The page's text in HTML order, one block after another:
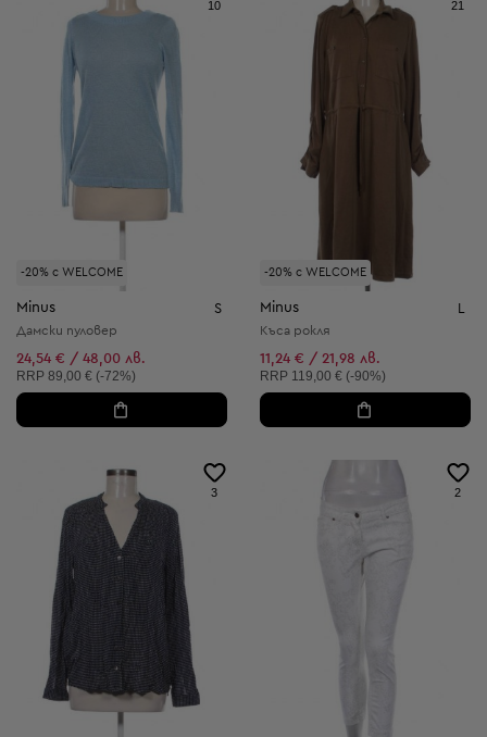
-20% с WELCOME
10
Minus S
Дамски пуловер
24,54 € / 48,00 лв.
Препоръчителна цена:
RRP 89,00 € (-72%)
-20% с WELCOME
21
Minus
Къса рокля
11,24 € / 21,98 лв.
Препоръчителна цена:
RRP 119,00 € (-90%)
3 2